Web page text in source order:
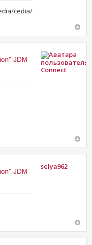
cedia/slim-
JDM
Connect
JDM
selya962